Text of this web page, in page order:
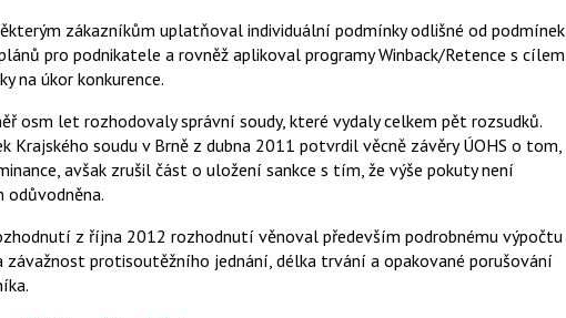
zákazníkům uplatňoval individuální podmínky odlišné od podmínek
pro podnikatele a rovněž aplikoval programy Winback/Retence s cílem
na úkor konkurence.
osm let rozhodovaly správní soudy, které vydaly celkem pět rozsudků.
Krajského soudu v Brně z dubna 2011 potvrdil věcně závěry ÚOHS o tom,
avšak zrušil část o uložení sankce s tím, že výše pokuty není
odůvodněna.
z října 2012 rozhodnutí věnoval především podrobnému výpočtu
závažnost protisoutěžního jednání, délka trvání a opakované porušování